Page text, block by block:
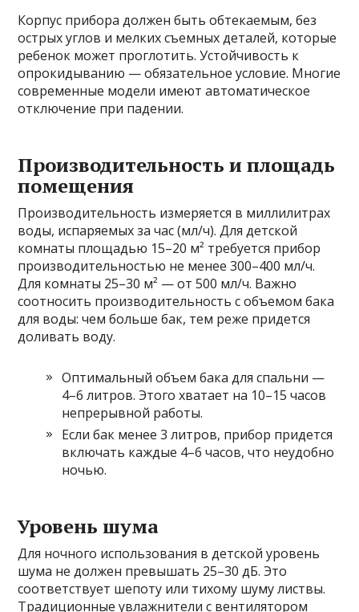
Корпус прибора должен быть обтекаемым, без
острых углов и мелких съемных деталей, которые
ребенок может проглотить. Устойчивость к
опрокидыванию — обязательное условие. Многие
современные модели имеют автоматическое
отключение при падении.
Производительность и площадь
помещения
Производительность измеряется в миллилитрах
воды, испаряемых за час (мл/ч). Для детской
комнаты площадью 15–20 м² требуется прибор
производительностью не менее 300–400 мл/ч.
Для комнаты 25–30 м² — от 500 мл/ч. Важно
соотносить производительность с объемом бака
для воды: чем больше бак, тем реже придется
доливать воду.
Оптимальный объем бака для спальни —
4–6 литров. Этого хватает на 10–15 часов
непрерывной работы.
Если бак менее 3 литров, прибор придется
включать каждые 4–6 часов, что неудобно
ночью.
Уровень шума
Для ночного использования в детской уровень
шума не должен превышать 25–30 дБ. Это
соответствует шепоту или тихому шуму листвы.
Традиционные увлажнители с вентилятором